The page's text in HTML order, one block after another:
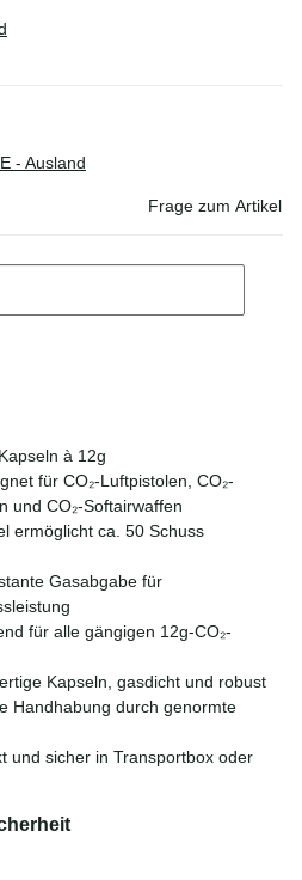
- Ausland
Frage zum Artikel
à 12g
für CO₂-Luftpistolen, CO₂-
und CO₂-Softairwaffen
ermöglicht ca. 50 Schuss
Gasabgabe für
für alle gängigen 12g-CO₂-
Kapseln, gasdicht und robust
Handhabung durch genormte
und sicher in Transportbox oder